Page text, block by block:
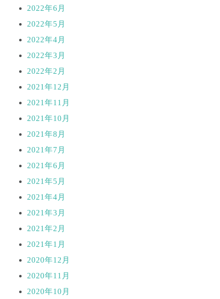
2022年6月
2022年5月
2022年4月
2022年3月
2022年2月
2021年12月
2021年11月
2021年10月
2021年8月
2021年7月
2021年6月
2021年5月
2021年4月
2021年3月
2021年2月
2021年1月
2020年12月
2020年11月
2020年10月